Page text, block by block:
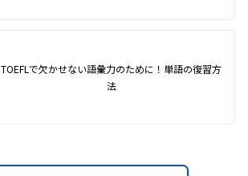
TOEFLで欠かせない語彙力のために！単語の復習方
法